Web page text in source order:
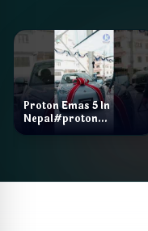
Proton Emas 5 In
Nepal#proton